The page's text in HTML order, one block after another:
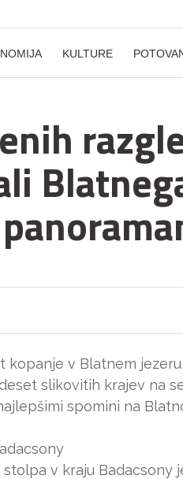
KULTURE
kopanje v Blatnem
slikovitih krajev na
spomini na
v kraju Badacsony